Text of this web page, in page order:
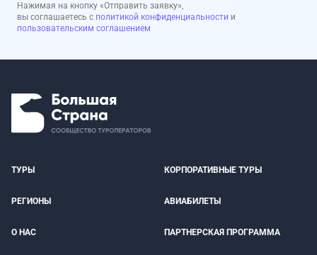
Нажимая на кнопку «Отправить заявку»,
вы соглашаетесь с политикой конфиденциальности и
пользовательским соглашением
ТУРЫ КОРПОРАТИВНЫЕ ТУРЫ
РЕГИОНЫ АВИАБИЛЕТЫ
О НАС ПАРТНЕРСКАЯ ПРОГРАММА